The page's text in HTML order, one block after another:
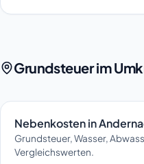
Grundsteuer im
Nebenkosten in
Grundsteuer, Wasser,
Vergleichswerten.